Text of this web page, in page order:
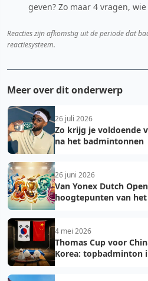
geven? Zo maar 4 vragen,
Reacties zijn afkomstig uit de periode dat
reactiesysteem.
Meer over dit onderwerp
26 juli 2026
Zo krijg je voldoende
na het badmintonnen
26 juni 2026
Van Yonex Dutch
hoogtepunten van het
4 mei 2026
Thomas Cup voor
Korea: topbadminton